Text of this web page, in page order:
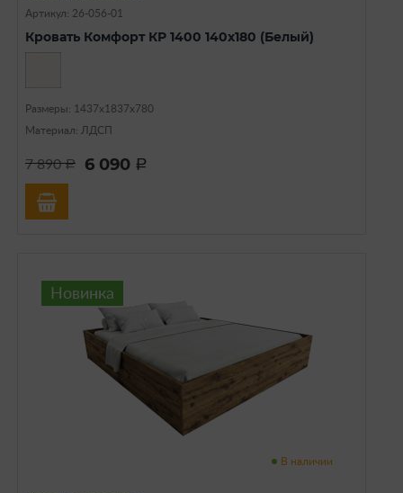
Артикул: 26-056-01
Кровать Комфорт КР 1400 140х180 (Белый)
Размеры: 1437х1837х780
Материал: ЛДСП
7 890a 6 090 a
Новинка
В наличии